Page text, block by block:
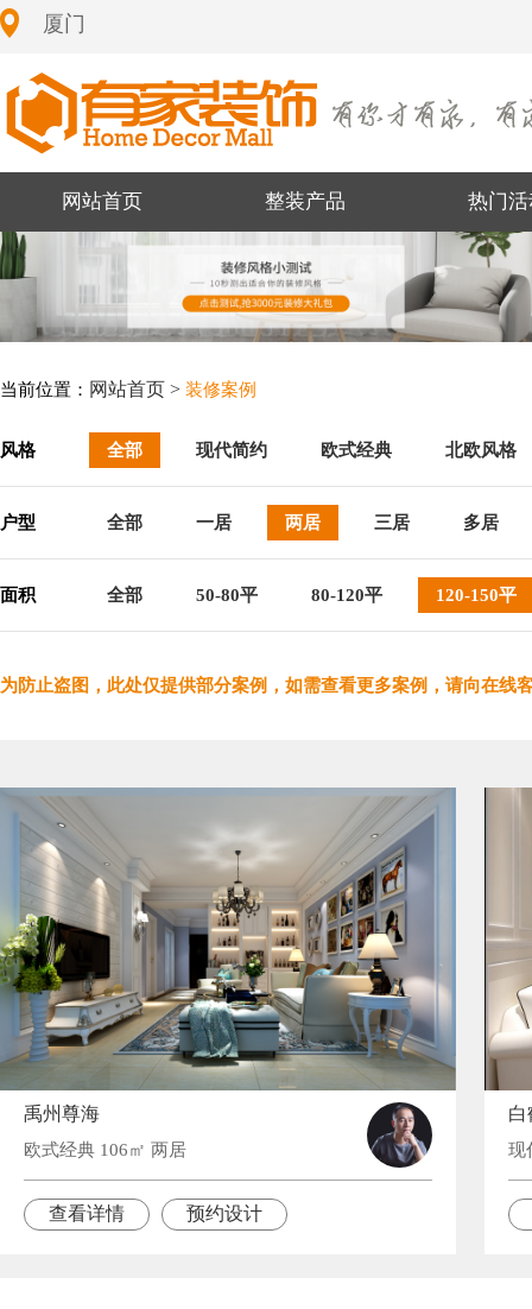
厦门
网站首页 整装产品 热门活
当前位置： 网站首页 > 装修案例
风格 全部 现代简约 欧式经典 北欧风格
户型 全部 一居 两居 三居 多居
面积 全部 50-80平 80-120平 120-150平
为防止盗图，此处仅提供部分案例，如需查看更多案例，请向在线
禹州尊海
欧式经典 106㎡ 两居
查看详情 预约设计
白
现